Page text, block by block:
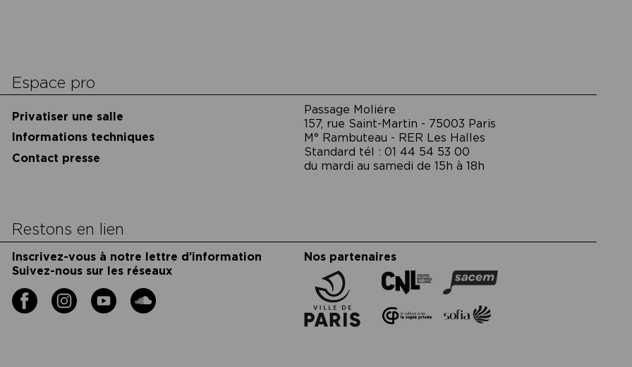
Espace pro
Privatiser une salle
Informations techniques
Contact presse
Passage Moliėre
157, rue Saint-Martin - 75003 Paris
M° Rambuteau - RER Les Halles
Standard tél : 01 44 54 53 00
du mardi au samedi de 15h à 18h
Restons en lien
Inscrivez-vous à notre lettre d’information
Suivez-nous sur les réseaux
Nos partenaires